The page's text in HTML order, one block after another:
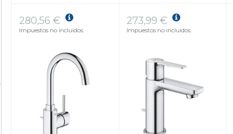
280,56 €
Impuestos no incluidos.
273,99 €
Impuestos no incluidos.